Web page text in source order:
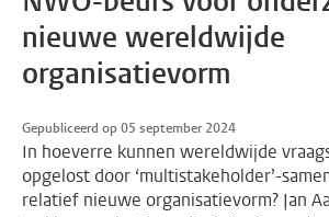
nieuwe wereldwijde
organisatievorm
Gepubliceerd op 05 september 2024
In hoeverre kunnen wereldwijde
opgelost door ‘multistakeholder’-
relatief nieuwe organisatievorm? Jan